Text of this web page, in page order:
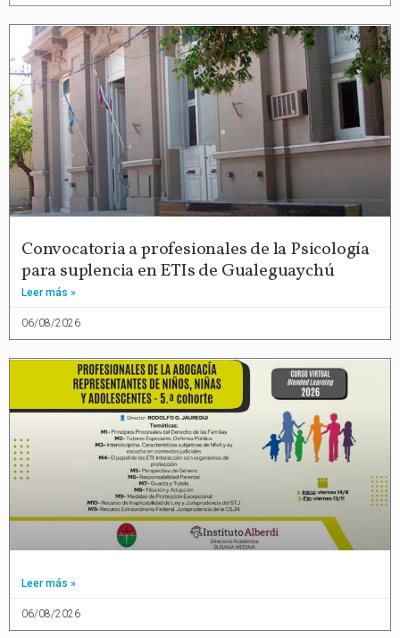
Convocatoria a profesionales de la Psicología
para suplencia en ETIs de Gualeguaychú
Leer más »
06/08/2026
Leer más »
06/08/2026